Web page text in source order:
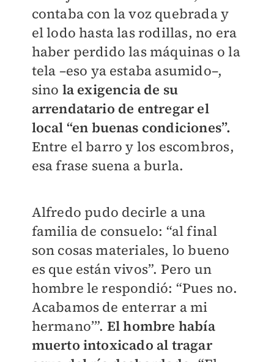
contaba con la voz quebrada y
el lodo hasta las rodillas, no era
haber perdido las máquinas o la
tela –eso ya estaba asumido–,
sino la exigencia de su
arrendatario de entregar el
local “en buenas condiciones”.
Entre el barro y los escombros,
esa frase suena a burla.
Alfredo pudo decirle a una
familia de consuelo: “al final
son cosas materiales, lo bueno
es que están vivos”. Pero un
hombre le respondió: “Pues no.
Acabamos de enterrar a mi
hermano’”. El hombre había
muerto intoxicado al tragar